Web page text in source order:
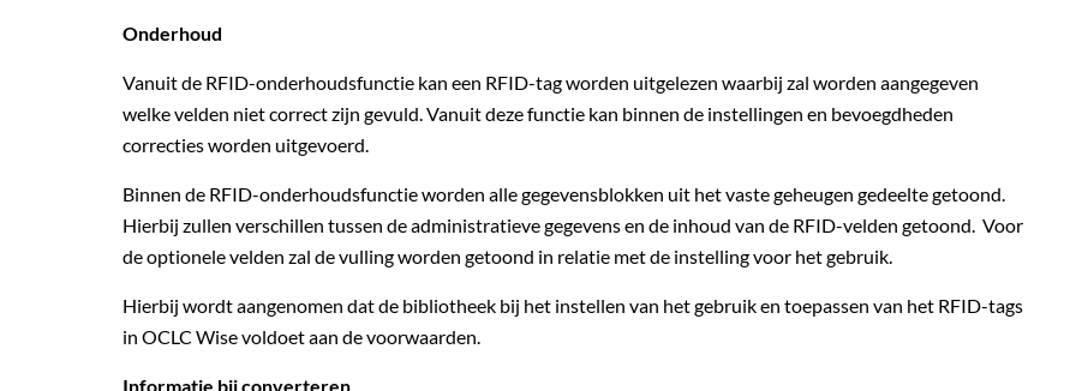
Onderhoud
Vanuit de RFID-onderhoudsfunctie kan een RFID-tag worden uitgelezen waarbij zal worden aangegeven
welke velden niet correct zijn gevuld. Vanuit deze functie kan binnen de instellingen en bevoegdheden
correcties worden uitgevoerd.
Binnen de RFID-onderhoudsfunctie worden alle gegevensblokken uit het vaste geheugen gedeelte getoond.
Hierbij zullen verschillen tussen de administratieve gegevens en de inhoud van de RFID-velden getoond. Voor
de optionele velden zal de vulling worden getoond in relatie met de instelling voor het gebruik.
Hierbij wordt aangenomen dat de bibliotheek bij het instellen van het gebruik en toepassen van het RFID-tags
in OCLC Wise voldoet aan de voorwaarden.
Informatie bij converteren